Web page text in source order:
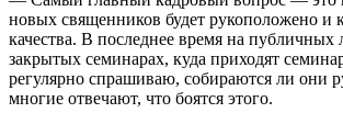
новых священников будет рукоположено и
качества. В последнее время на публичных
закрытых семинарах, куда приходят
регулярно спрашиваю, собираются ли они
многие отвечают, что боятся этого.